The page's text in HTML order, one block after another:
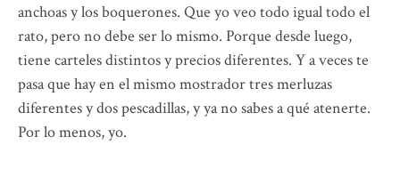
anchoas y los boquerones. Que yo veo todo igual todo el
rato, pero no debe ser lo mismo. Porque desde luego,
tiene carteles distintos y precios diferentes. Y a veces te
pasa que hay en el mismo mostrador tres merluzas
diferentes y dos pescadillas, y ya no sabes a qué atenerte.
Por lo menos, yo.